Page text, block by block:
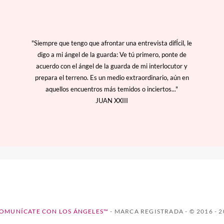
"Siempre que tengo que afrontar una entrevista difÍcil, le
digo a mi ángel de la guarda: Ve tú primero, ponte de
acuerdo con el ángel de la guarda de mi interlocutor y
prepara el terreno. Es un medio extraordinario, aún en
aquellos encuentros más temidos o inciertos..."
JUAN XXIII
CON LOS ÁNGELES™ - MARCA REGISTRADA - © 2016 -